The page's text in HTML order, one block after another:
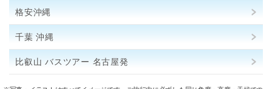
格安沖縄
千葉 沖縄
比叡山 バスツアー 名古屋発